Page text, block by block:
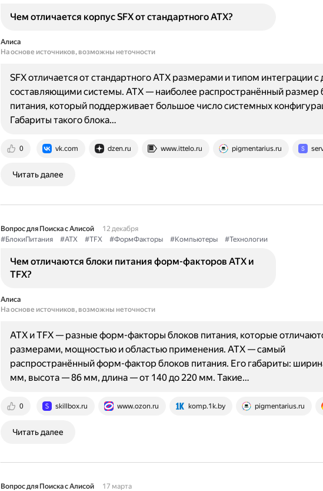
Чем отличается корпус SFX от стандартного ATX?
Алиса
На основе источников, возможны неточности
0 vk.com dzen.ru www.ittelo.ru pigmentarius.ru
SFX отличается от стандартного ATX размерами и типом интеграции
составляющими системы. ATX — наиболее распространённый размер
питания, который поддерживает большое число системных
Габариты такого блока…
Читать далее
Вопрос для Поиска с Алисой
12 декабря
#БлокиПитания
#ATX #TFX #ФормФакторы #Компьютеры #Технологии
Чем отличаются блоки питания форм-факторов ATX и
TFX?
Алиса
На основе источников, возможны неточности
0 skillbox.ru www.ozon.ru komp.1k.by pigmentarius.ru
ATX и TFX — разные форм-факторы блоков питания, которые
размерами, мощностью и областью применения. ATX — самый
распространённый форм-фактор блоков питания. Его габариты:
мм, высота — 86 мм, длина — от 140 до 220 мм. Такие…
Читать далее
Вопрос для Поиска с Алисой
17 марта